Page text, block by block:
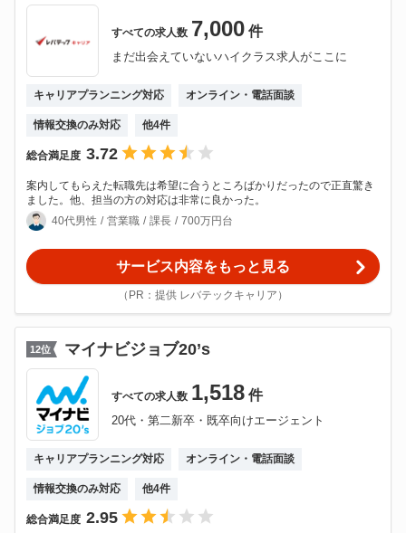
すべての求人数 7,000 件
まだ出会えていないハイクラス求人がここに
キャリアプランニング対応 オンライン・電話面談
情報交換のみ対応 他4件
総合満足度 3.72
案内してもらえた転職先は希望に合うところばかりだったので正直驚き
ました。他、担当の方の対応は非常に良かった。
40代男性
営業職 課長 700万円台
サービス内容をもっと見る
（PR：提供 レバテックキャリア）
12位 マイナビジョブ20’s
すべての求人数 1,518 件
20代・第二新卒・既卒向けエージェント
キャリアプランニング対応 オンライン・電話面談
情報交換のみ対応 他4件
総合満足度 2.95